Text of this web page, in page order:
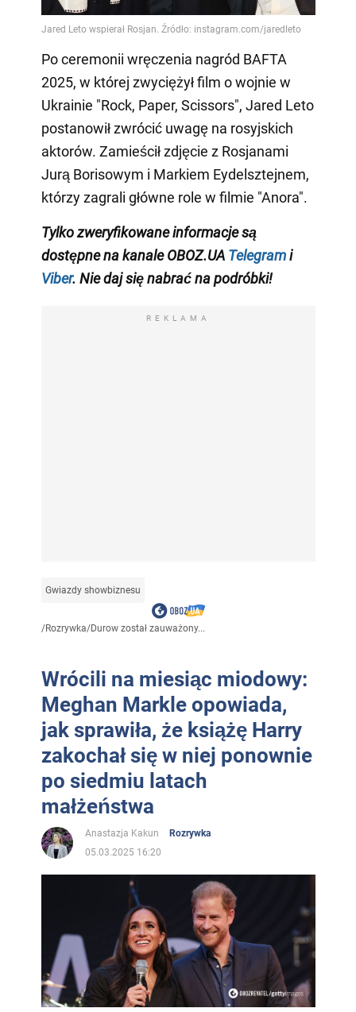
Po ceremonii wręczenia nagród BAFTA
2025, w której zwyciężył film o wojnie w
Ukrainie "Rock, Paper, Scissors", Jared Leto
postanowił zwrócić uwagę na rosyjskich
aktorów. Zamieścił zdjęcie z Rosjanami
Jurą Borisowym i Markiem Eydelsztejnem,
którzy zagrali główne role w filmie "Anora".
Tylko zweryfikowane informacje są
dostępne nakanaleOBOZ.UA Telegrami
Viber. Nie daj się nabrać na podróbki!
REKLAMA
Gwiazdy showbiznesu
/Rozrywka/Durow został zauważony...
Wrócili na miesiąc miodowy:
Meghan Markle opowiada,
jak sprawiła, że książę Harry
zakochał się w niej ponownie
po siedmiu latach
małżeństwa
Anastazja Kakun
Rozrywka
05.03.2025 16:20